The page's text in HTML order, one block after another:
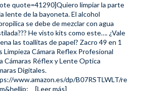
quote=41290]Quiero limpiar la parte
lente de la bayoneta. El alcohol
se debe de mezclar con agua
He visto kits como este…. ¿Vale
las toallitas de papel? Zacro 49 en 1
Limpieza Cámara Reflex Profesional
Cámaras Réflex y Lente Optica
Digitales.
www.amazon.es/dp/B07RSTLWLT/re
; [Leer más]